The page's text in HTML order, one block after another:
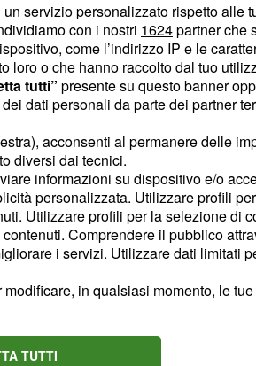
servizio personalizzato rispetto alle
con i nostri 1624partner che
come l’indirizzo IP e le
loro o che hanno raccolto dal tuo
tutti” presente su questo banner
dati personali da parte dei partner
acconsenti al permanere delle
diversi dai tecnici.
informazioni su dispositivo e/o
personalizzata. Utilizzare profili
Utilizzare profili per la selezione di
Comprendere il pubblico
i servizi. Utilizzare dati limitati
in qualsiasi momento, le
TUTTI